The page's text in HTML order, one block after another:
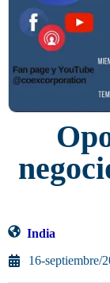
India
16-septiembre/